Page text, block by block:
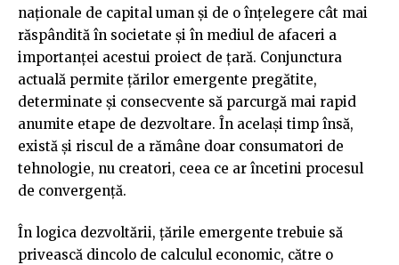
naționale de capital uman și de o înțelegere cât mai
răspândită în societate și în mediul de afaceri a
importanței acestui proiect de țară. Conjunctura
actuală permite țărilor emergente pregătite,
determinate și consecvente să parcurgă mai rapid
anumite etape de dezvoltare. În același timp însă,
există și riscul de a rămâne doar consumatori de
tehnologie, nu creatori, ceea ce ar încetini procesul
de convergență.
În logica dezvoltării, țările emergente trebuie să
privească dincolo de calculul economic, către o